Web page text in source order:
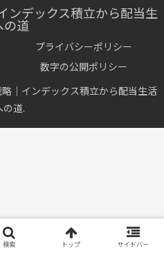
ンデックス積立から配当生
の道
プライバシーポリシー
数字の公開ポリシー
｜インデックス積立から配当生活
の道.
検索 トップ サイドバー